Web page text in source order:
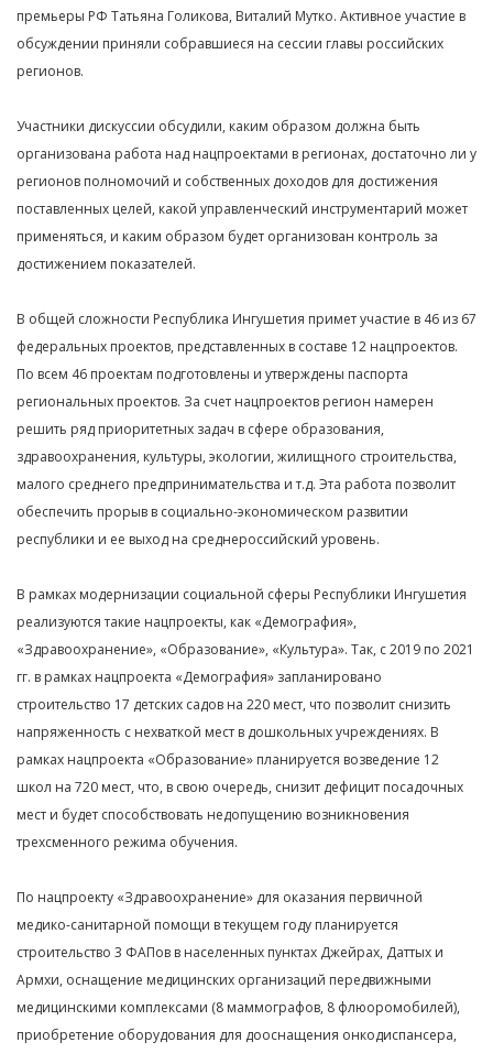
премьеры РФ Татьяна Голикова, Виталий Мутко. Активное участие в
обсуждении приняли собравшиеся на сессии главы российских
регионов.
Участники дискуссии обсудили, каким образом должна быть
организована работа над нацпроектами в регионах, достаточно ли у
регионов полномочий и собственных доходов для достижения
поставленных целей, какой управленческий инструментарий может
применяться, и каким образом будет организован контроль за
достижением показателей.
В общей сложности Республика Ингушетия примет участие в 46 из 67
федеральных проектов, представленных в составе 12 нацпроектов.
По всем 46 проектам подготовлены и утверждены паспорта
региональных проектов. За счет нацпроектов регион намерен
решить ряд приоритетных задач в сфере образования,
здравоохранения, культуры, экологии, жилищного строительства,
малого среднего предпринимательства и т.д. Эта работа позволит
обеспечить прорыв в социально-экономическом развитии
республики и ее выход на среднероссийский уровень.
В рамках модернизации социальной сферы Республики Ингушетия
реализуются такие нацпроекты, как «Демография»,
«Здравоохранение», «Образование», «Культура». Так, с 2019 по 2021
гг. в рамках нацпроекта «Демография» запланировано
строительство 17 детских садов на 220 мест, что позволит снизить
напряженность с нехваткой мест в дошкольных учреждениях. В
рамках нацпроекта «Образование» планируется возведение 12
школ на 720 мест, что, в свою очередь, снизит дефицит посадочных
мест и будет способствовать недопущению возникновения
трехсменного режима обучения.
По нацпроекту «Здравоохранение» для оказания первичной
медико-санитарной помощи в текущем году планируется
строительство 3 ФАПов в населенных пунктах Джейрах, Даттых и
Армхи, оснащение медицинских организаций передвижными
медицинскими комплексами (8 маммографов, 8 флюоромобилей),
приобретение оборудования для дооснащения онкодиспансера,